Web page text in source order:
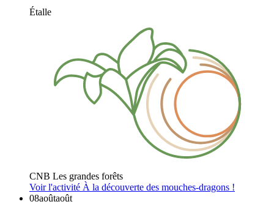
Étalle
CNB Les grandes forêts
Voir l'activité À la découverte des mouches-dragons !
08aoûtaoût